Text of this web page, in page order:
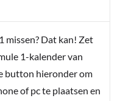
missen? Dat kan! Zet
1-kalender van
button hieronder om
of pc te plaatsen en